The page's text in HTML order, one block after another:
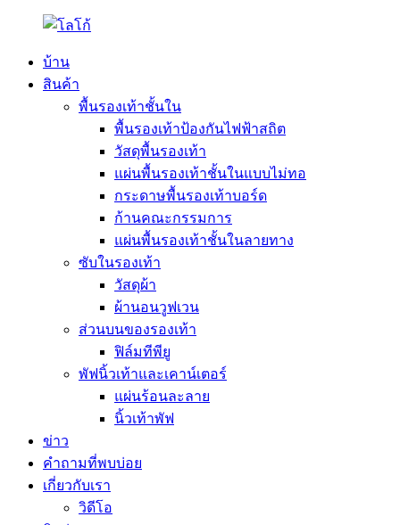
บ้าน
สินค้า
พื้นรองเท้าชั้นใน
พื้นรองเท้าป้องกันไฟฟ้าสถิต
วัสดุพื้นรองเท้า
แผ่นพื้นรองเท้าชั้นในแบบไม่ทอ
กระดาษพื้นรองเท้าบอร์ด
ก้านคณะกรรมการ
แผ่นพื้นรองเท้าชั้นในลายทาง
ซับในรองเท้า
วัสดุผ้า
ผ้านอนวูฟเวน
ส่วนบนของรองเท้า
ฟิล์มทีพียู
พัฟนิ้วเท้าและเคาน์เตอร์
แผ่นร้อนละลาย
นิ้วเท้าพัฟ
ข่าว
คำถามที่พบบ่อย
เกี่ยวกับเรา
วิดีโอ